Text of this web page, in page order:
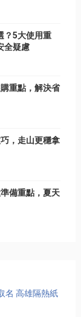
？5大使用重
全疑慮
重點，解決省
，走山更穩拿
備重點，夏天
名 高雄隔熱紙